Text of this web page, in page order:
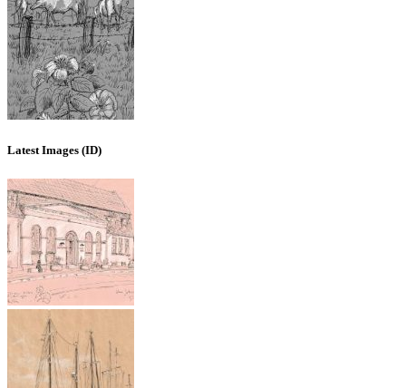
Latest Images (ID)